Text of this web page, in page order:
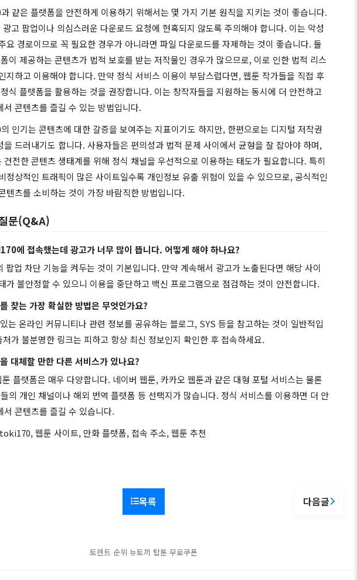
같은 플랫폼을 안전하게 이용하기 위해서는 몇 가지 기본 원칙을 지키는 것이 좋습니다.
고 팝업이나 의심스러운 다운로드 요청에 현혹되지 않도록 주의해야 합니다. 이는 악성
요 경로이므로 꼭 필요한 경우가 아니라면 파일 다운로드를 자제하는 것이 좋습니다. 둘
이 제공하는 콘텐츠가 법적 보호를 받는 저작물인 경우가 많으므로, 이로 인한 법적 리스
지하고 이용해야 합니다. 만약 정식 서비스 이용이 부담스럽다면, 웹툰 작가들을 직접 후
식 플랫폼을 활용하는 것을 권장합니다. 이는 창작자들을 지원하는 동시에 더 안전하고
서 콘텐츠를 즐길 수 있는 방법입니다.
인기는 콘텐츠에 대한 갈증을 보여주는 지표이기도 하지만, 한편으로는 디지털 저작권
을 드러내기도 합니다. 사용자들은 편의성과 법적 문제 사이에서 균형을 잘 잡아야 하며,
건전한 콘텐츠 생태계를 위해 정식 채널을 우선적으로 이용하는 태도가 필요합니다. 특히
정상적인 트래픽이 많은 사이트일수록 개인정보 유출 위험이 있을 수 있으므로, 공식적인
텐츠를 소비하는 것이 가장 바람직한 방법입니다.
문(Q&A)
에 접속했는데 광고가 너무 많이 뜹니다. 어떻게 해야 하나요?
팝업 차단 기능을 켜두는 것이 기본입니다. 만약 계속해서 광고가 노출된다면 해당 사이
가 불안정할 수 있으니 이용을 중단하고 백신 프로그램으로 점검하는 것이 안전합니다.
찾는 가장 확실한 방법은 무엇인가요?
는 온라인 커뮤니티나 관련 정보를 공유하는 블로그, SYS 등을 참고하는 것이 일반적입
처가 불분명한 링크는 피하고 항상 최신 정보인지 확인한 후 접속하세요.
대체할 만한 다른 서비스가 있나요?
플랫폼은 매우 다양합니다. 네이버 웹툰, 카카오 웹툰과 같은 대형 포털 서비스는 물론
의 개인 채널이나 해외 번역 플랫폼 등 선택지가 많습니다. 정식 서비스를 이용하면 더 안
서 콘텐츠를 즐길 수 있습니다.
웹툰 사이트, 만화 플랫폼, 접속 주소, 웹툰 추천
목록 다음글
토렌트 순위 뉴토끼 탑툰 무료쿠폰